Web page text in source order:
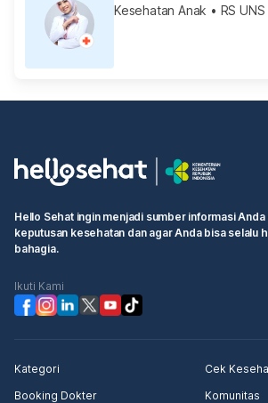
Kesehatan Anak • RS
Hello Sehat ingin menjadi sumber informasi
keputusan kesehatan dan agar Anda bisa selalu
bahagia.
Ikuti Kami
Kategori
Cek
Booking Dokter
Komunitas